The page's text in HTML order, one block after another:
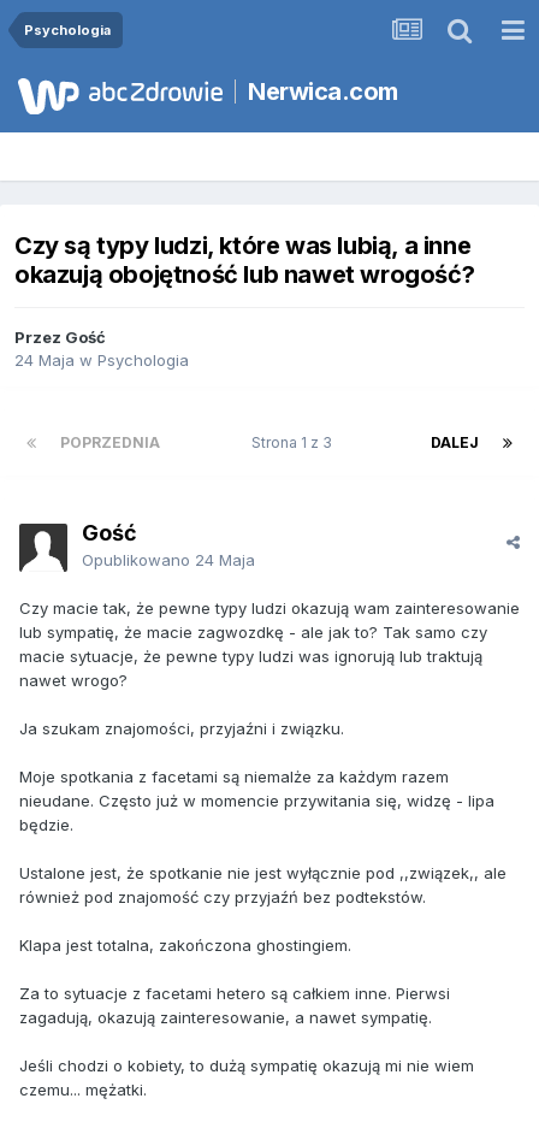
Psychologia
Nerwica.com
Czy są typy ludzi, które was lubią, a inne
okazują obojętność lub nawet wrogość?
Przez Gość
24 Maja w Psychologia
POPRZEDNIA DALEJ
Strona 1 z 3
Gość
Opublikowano 24 Maja
Czy macie tak, że pewne typy ludzi okazują wam zainteresowanie
lub sympatię, że macie zagwozdkę - ale jak to? Tak samo czy
macie sytuacje, że pewne typy ludzi was ignorują lub traktują
nawet wrogo?
Ja szukam znajomości, przyjaźni i związku.
Moje spotkania z facetami są niemalże za każdym razem
nieudane. Często już w momencie przywitania się, widzę - lipa
będzie.
Ustalone jest, że spotkanie nie jest wyłącznie pod ,,związek,, ale
również pod znajomość czy przyjaźń bez podtekstów.
Klapa jest totalna, zakończona ghostingiem.
Za to sytuacje z facetami hetero są całkiem inne. Pierwsi
zagadują, okazują zainteresowanie, a nawet sympatię.
Jeśli chodzi o kobiety, to dużą sympatię okazują mi nie wiem
czemu... mężatki.